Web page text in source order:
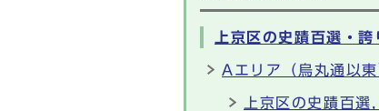
上京区の史蹟百選・誇
Aエリア（烏丸通以東
上京区の史蹟百